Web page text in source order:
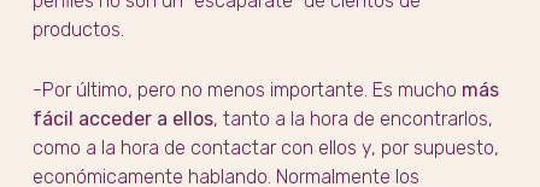
productos.
-Por último, pero no menos importante. Es mucho más
fácil acceder a ellos, tanto a la hora de encontrarlos,
como a la hora de contactar con ellos y, por supuesto,
económicamente hablando. Normalmente los